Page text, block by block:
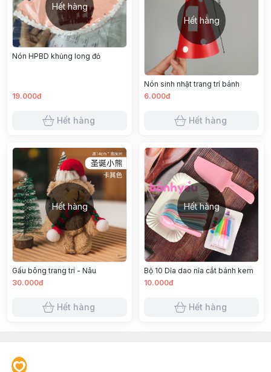
Hết hàng
Nón HPBD khủng long đỏ
19.000đ
Hết hàng
Hết hàng
Nón sinh nhật trang trí bánh
6.000đ
Hết hàng
Hết hàng
Gấu bông trang trí - Nâu
30.000đ
Hết hàng
Hết hàng
Bộ 10 Dĩa dao nĩa cắt bánh kem
10.000đ
Hết hàng